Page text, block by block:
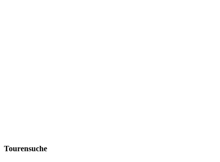
Tourensuche